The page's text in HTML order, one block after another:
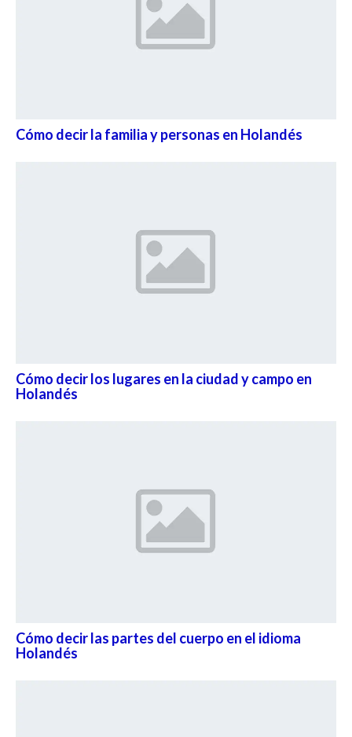
Cómo decir la familia y personas en Holandés
Cómo decir los lugares en la ciudad y campo en
Holandés
Cómo decir las partes del cuerpo en el idioma
Holandés